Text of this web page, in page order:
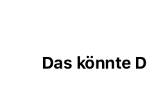
Das könnte